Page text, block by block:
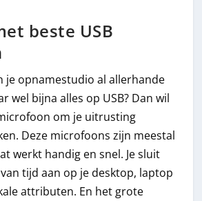
beste USB
je opnamestudio al allerhande
wel bijna alles op USB? Dan wil
om je uitrusting
Deze microfoons zijn meestal
werkt handig en snel. Je sluit
tijd aan op je desktop, laptop
attributen. En het grote